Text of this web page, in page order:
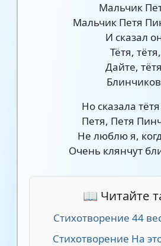
Мальчик
Мальчик Петя
И сказал
Тётя, тётя,
Дайте,
Но сказала
Петя, Петя
Не люблю я,
Очень клянчут
📖 Читайте
Стихотворение 44
Стихотворение На